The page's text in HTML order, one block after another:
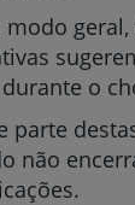
modo
o
parte
não